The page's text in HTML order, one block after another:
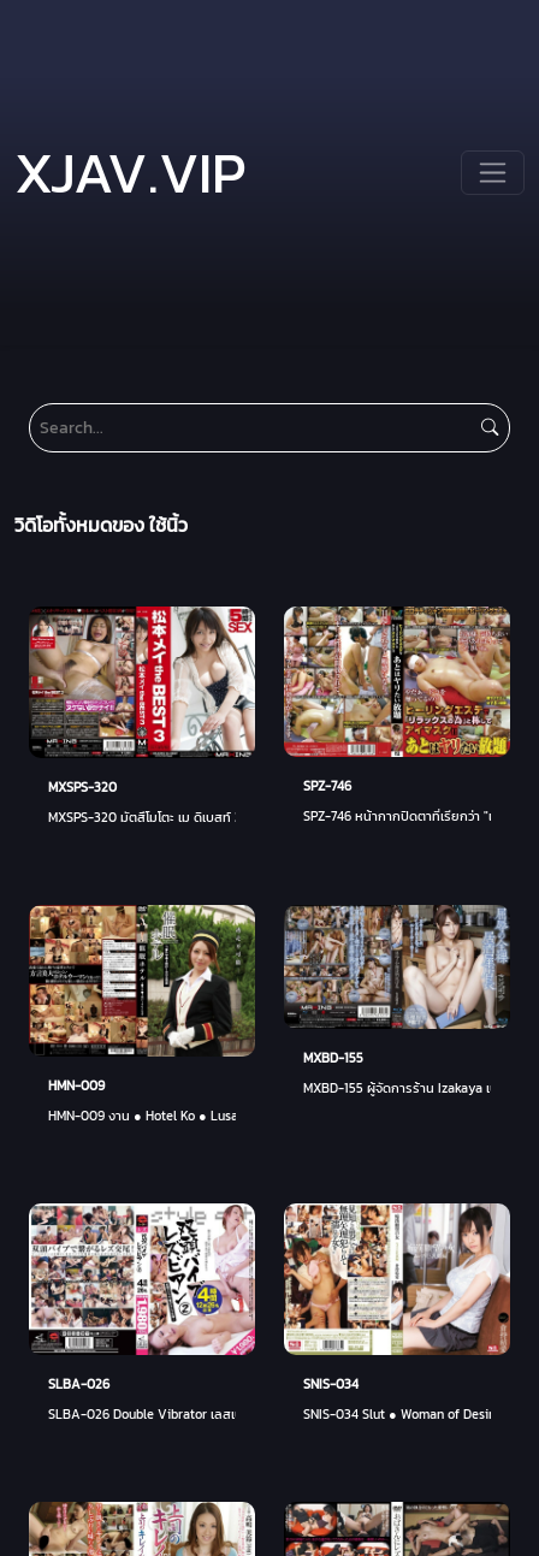
XJAV.VIP
วิดิโอทั้งหมดของ ใช้นิ้ว
MXSPS-320
MXSPS-320 มัตสึโมโตะ เม ดิเบสท์ 3
SPZ-746
SPZ-746 หน้ากากปิดตาที่เรียกว่า "เพื่อก
HMN-009
HMN-009 งาน ● Hotel Ko ● Lusa ● Do Kobe Room 1805 - อายู ซากุระอิ
MXBD-155
MXBD-155 ผู้จัดการร้าน Izakaya เปลือยอั
SLBA-026
SLBA-026 Double Vibrator เลสเบี้ยน 2 4 ชั่วโมง
SNIS-034
SNIS-034 Slut ● Woman of Desire